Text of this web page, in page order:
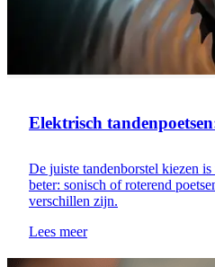
Elektrisch
De juiste tandenborstel kiezen
beter: sonisch of roterend
verschillen zijn.
Lees meer